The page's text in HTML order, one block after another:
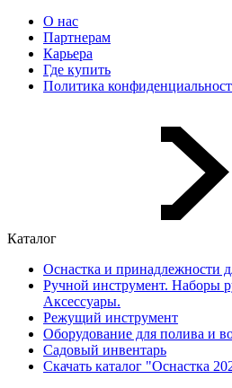
О нас
Партнерам
Карьера
Где купить
Политика
Каталог
Оснастка и принадлежности
Ручной инструмент. Наборы
Аксессуары.
Режущий инструмент
Оборудование для полива и
Садовый инвентарь
Скачать каталог "Оснастка